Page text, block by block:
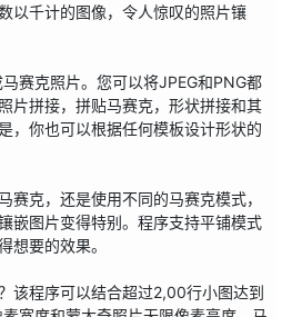
以千计的图像，令人惊叹的照片镶
赛克照片。您可以将JPEG和PNG都
片拼接，拼贴马赛克，形状拼接和其
，你也可以根据任何模板设计形状的
赛克，还是使用不同的马赛克模式，
嵌图片变得特别。程序支持平铺模式
想要的效果。
该程序可以结合超过2,00行小图达到